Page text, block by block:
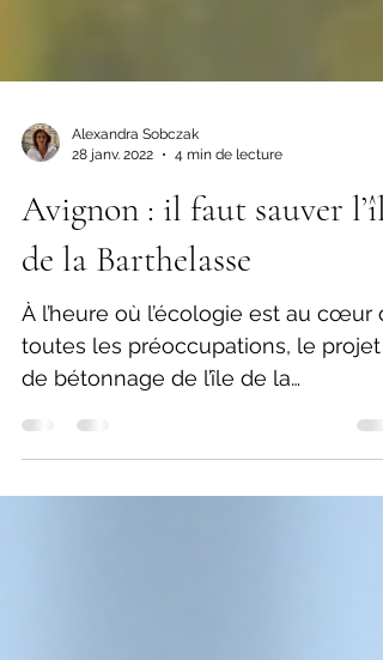
28 janv. 2022
4 min de lecture
Avignon : il faut sauver l’île
de la Barthelasse
À l’heure où l’écologie est au cœur
toutes les préoccupations, le projet
de bétonnage de l’île de la
Barthelasse nous laisse...